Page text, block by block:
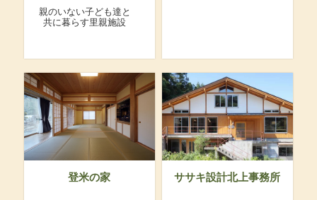
親のいない子ども達と
共に暮らす里親施設
登米の家 ササキ設計北上事務所